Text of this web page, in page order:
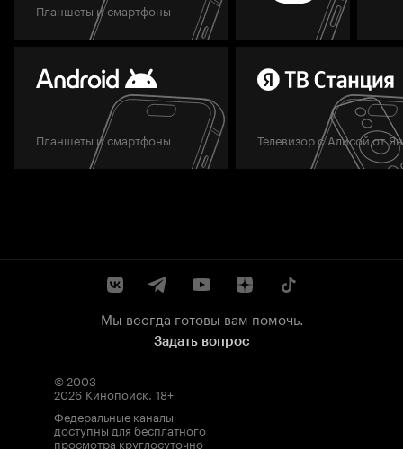
Планшеты и смартфоны
Планшеты и смартфоны Телевизор с Алисой от
Мы всегда готовы вам помочь.
Задать вопрос
© 2003–
2026 Кинопоиск. 18+
Федеральные каналы
доступны для бесплатного
просмотра круглосуточно